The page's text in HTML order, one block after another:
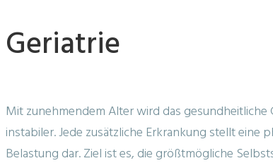
Geriatrie
Geriatrie
Mit zunehmendem Alter wird das
instabiler. Jede zusätzliche Erkrankung stellt eine
Belastung dar. Ziel ist es, die größtmögliche